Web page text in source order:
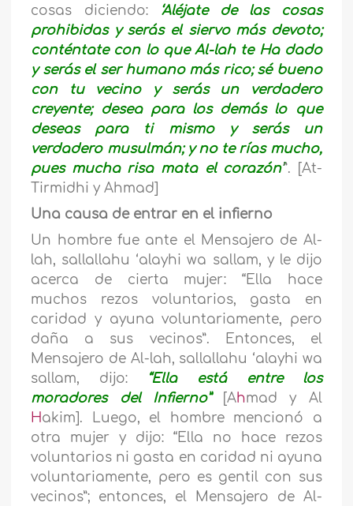
cosas diciendo:
‘Aléjate de las cosas
prohibidas y serás el siervo más devoto;
conténtate con lo que Al-lah te Ha dado
y serás el ser humano más rico; sé bueno
con tu vecino y serás un verdadero
creyente; desea para los demás lo que
deseas para ti mismo y serás un
verdadero musulmán; y no te rías mucho,
pues mucha risa mata el corazón’”. [At-
Tirmidhi y Ahmad]
Una causa de entrar en el infierno
Un hombre fue ante el Mensajero de Al-
lah, sallallahu ‘alayhi wa sallam, y le dijo
acerca de cierta mujer: “Ella hace
muchos rezos voluntarios, gasta en
caridad y ayuna voluntariamente, pero
daña a sus vecinos”. Entonces, el
Mensajero de Al-lah, sallallahu ‘alayhi wa
sallam, dijo:
“Ella está entre los
moradores del Infierno”
[Ahmad y Al
Hakim]. Luego, el hombre mencionó a
otra mujer y dijo: “Ella no hace rezos
voluntarios ni gasta en caridad ni ayuna
voluntariamente, pero es gentil con sus
vecinos”; entonces, el Mensajero de Al-